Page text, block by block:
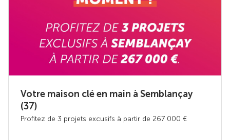
Votre maison clé en main à Semblançay
(37)
Profitez de 3 projets excusifs à partir de 267 000 €